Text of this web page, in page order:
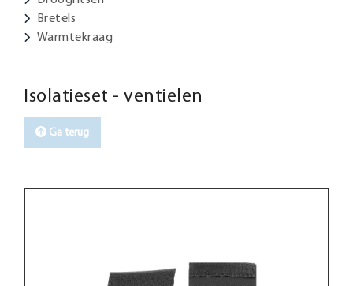
Bretels
Warmtekraag
Isolatieset - ventielen
Ga terug